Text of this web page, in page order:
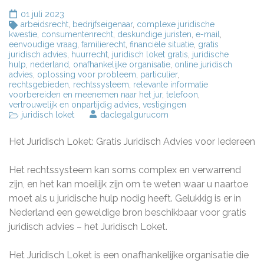
01 juli 2023
arbeidsrecht bedrijfseigenaar, complexe juridische
kwestie consumentenrecht deskundige juristen e-mail
eenvoudige vraag familierecht financiële situatie gratis
juridisch advies
huurrecht juridisch loket gratis juridische
hulp nederland onafhankelijke organisatie online juridisch
advies oplossing voor probleem particulier,
rechtsgebieden rechtssysteem relevante informatie
voorbereiden en meenemen naar het jur, telefoon
vertrouwelijk en onpartijdig advies vestigingen
juridisch loket
daclegalgurucom
Het Juridisch Loket: Gratis Juridisch Advies voor Iedereen
Het rechtssysteem kan soms complex en verwarrend
zijn, en het kan moeilijk zijn om te weten waar u naartoe
moet als u juridische hulp nodig heeft. Gelukkig is er in
Nederland een geweldige bron beschikbaar voor gratis
juridisch advies – het Juridisch Loket.
Het Juridisch Loket is een onafhankelijke organisatie die